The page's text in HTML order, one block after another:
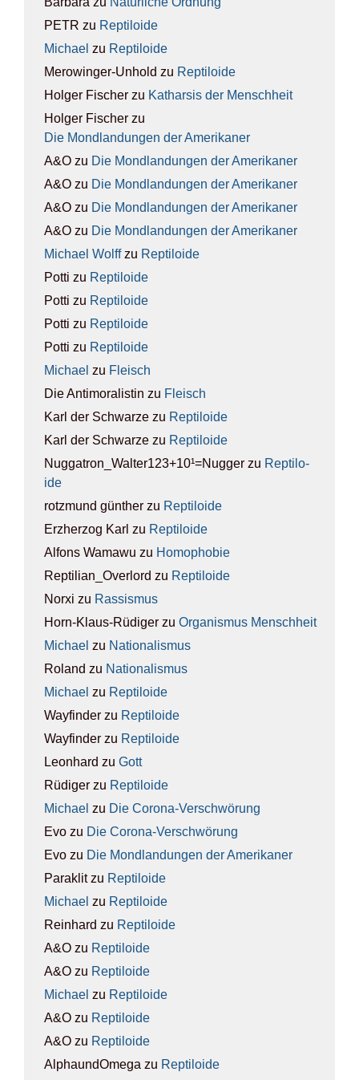
PETR zu Rep­ti­lo­ide
Michael zu Rep­ti­lo­ide
Merowinger-Unhold zu Rep­ti­lo­ide
Holger Fischer zu Kathar­sis der Mensch­heit
Holger Fischer zu
Die Mond­lan­dun­gen der Ame­ri­ka­ner
A&O zu Die Mond­lan­dun­gen der Ame­ri­ka­ner
A&O zu Die Mond­lan­dun­gen der Ame­ri­ka­ner
A&O zu Die Mond­lan­dun­gen der Ame­ri­ka­ner
A&O zu Die Mond­lan­dun­gen der Ame­ri­ka­ner
Michael Wolffzu Rep­ti­lo­ide
Potti zu Rep­ti­lo­ide
Potti zu Rep­ti­lo­ide
Potti zu Rep­ti­lo­ide
Potti zu Rep­ti­lo­ide
Michael zu Fleisch
Die Antimoralistin zu Fleisch
Karl der Schwarze zu Rep­ti­lo­ide
Karl der Schwarze zu Rep­ti­lo­ide
Nuggatron_Walter123+10¹=Nugger zu Rep­ti­lo­
ide
rotzmund günther zu Rep­ti­lo­ide
Erzherzog Karl zu Rep­ti­lo­ide
Alfons Wamawu zu Homo­pho­bie
Reptilian_Overlord zu Rep­ti­lo­ide
Norxi zu Ras­sis­mus
Horn-Klaus-Rüdiger zu Orga­nis­mus Mensch­heit
Michael zu Natio­na­lis­mus
Roland zu Natio­na­lis­mus
Michael zu Rep­ti­lo­ide
Wayfinder zu Rep­ti­lo­ide
Wayfinder zu Rep­ti­lo­ide
Leonhard zu Gott
Rüdiger zu Rep­ti­lo­ide
Michael zu Die Coro­na-Ver­schwö­rung
Evo zu Die Coro­na-Ver­schwö­rung
Evo zu Die Mond­lan­dun­gen der Ame­ri­ka­ner
Paraklitzu Rep­ti­lo­ide
Michael zu Rep­ti­lo­ide
Reinhard zu Rep­ti­lo­ide
A&O zu Rep­ti­lo­ide
A&O zu Rep­ti­lo­ide
Michael zu Rep­ti­lo­ide
A&O zu Rep­ti­lo­ide
A&O zu Rep­ti­lo­ide
AlphaundOmega zu Rep­ti­lo­ide